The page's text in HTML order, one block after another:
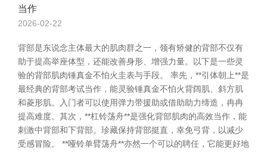
当作
2026-02-22
背部是东说念主体最大的肌肉群之一，领有矫健的背部不仅有
助于提高举座体型，还能改善身形、增强力量。以下是一些灵
验的背部肌肉锤真金不怕火圭表与手段。 率先，**引体朝上**是
最经典的背部考试当作，能灵验锤真金不怕火背阔肌、斜方肌
和菱形肌。入门者可以使用弹力带援助或借助助力缔造，冉冉
提高难度。其次，**杠铃荡舟**是强化背部肌肉的高效当作，能
刺激中背部和下背部。珍藏保持背部挺直，幸免弓背，以减少
受感冒险。 **哑铃单臂荡舟**亦然一个可以的聘任，它能更好地